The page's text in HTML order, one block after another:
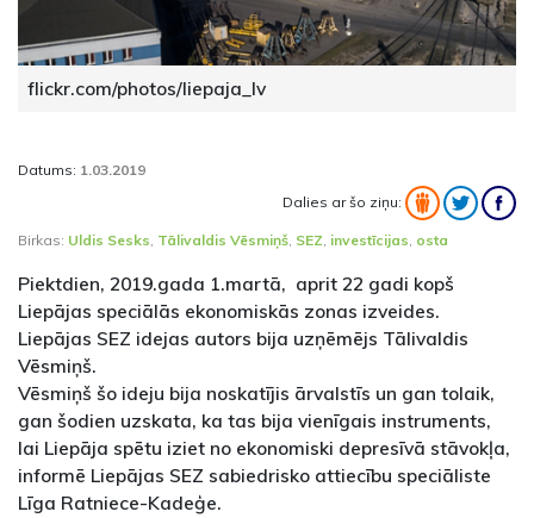
flickr.com/photos/liepaja_lv
Datums: 1.03.2019
Dalies ar šo ziņu:
Birkas: Uldis Sesks, Tālivaldis Vēsmiņš, SEZ, investīcijas, osta
Piektdien, 2019.gada 1.martā, aprit 22 gadi kopš
Liepājas speciālās ekonomiskās zonas izveides.
Liepājas SEZ idejas autors bija uzņēmējs Tālivaldis
Vēsmiņš.
Vēsmiņš šo ideju bija noskatījis ārvalstīs un gan tolaik,
gan šodien uzskata, ka tas bija vienīgais instruments,
lai Liepāja spētu iziet no ekonomiski depresīvā stāvokļa,
informē Liepājas SEZ sabiedrisko attiecību speciāliste
Līga Ratniece-Kadeģe.